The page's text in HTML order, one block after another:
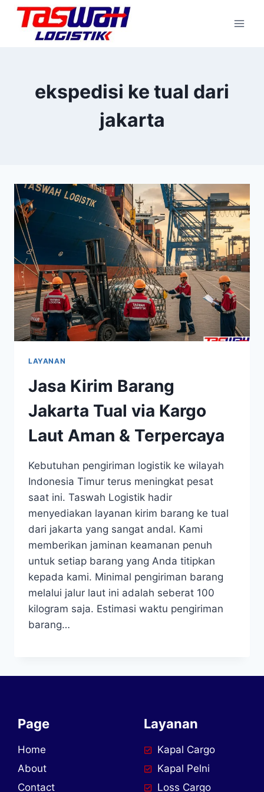
ekspedisi ke tual dari
jakarta
LAYANAN
Jasa Kirim Barang
Jakarta Tual via Kargo
Laut Aman & Terpercaya
Kebutuhan pengiriman logistik ke wilayah
Indonesia Timur terus meningkat pesat
saat ini. Taswah Logistik hadir
menyediakan layanan kirim barang ke tual
dari jakarta yang sangat andal. Kami
memberikan jaminan keamanan penuh
untuk setiap barang yang Anda titipkan
kepada kami. Minimal pengiriman barang
melalui jalur laut ini adalah seberat 100
kilogram saja. Estimasi waktu pengiriman
barang…
Page
Home
About
Contact
Layanan
Kapal Cargo
Kapal Pelni
Loss Cargo